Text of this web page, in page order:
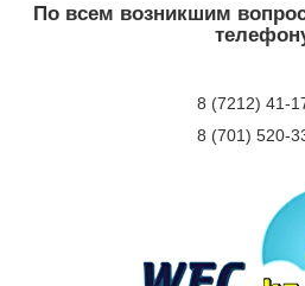
По всем возникшим
8 (7212) 41-
8 (701) 520-